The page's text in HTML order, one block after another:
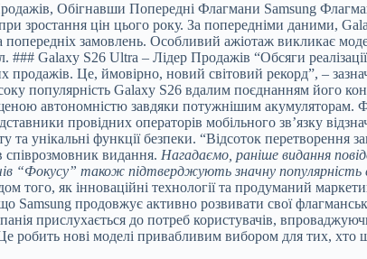
Обігнавши Попередні Флагмани Samsung
зростання цін цього року. За попередніми даними,
попередніх замовлень. Особливий ажіотаж викликає
### Galaxy S26 Ultra – Лідер Продажів “Обсяги
продажів. Це, ймовірно, новий світовий рекорд”, –
популярність Galaxy S26 вдалим поєднанням його
автономністю завдяки потужнішим акумуляторам.
провідних операторів мобільного зв’язку
та унікальні функції безпеки. “Відсоток
співрозмовник видання. Нагадаємо, раніше видання
“Фокусу” також підтверджують значну популярність
того, як інноваційні технології та продуманий
Samsung продовжує активно розвивати свої
прислухається до потреб користувачів,
робить нові моделі привабливим вибором для тих, хто